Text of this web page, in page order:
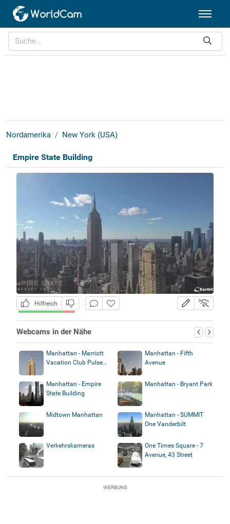
Nordamerika New York (USA)
Empire State Building
Hilfreich
Webcams in der Nähe
Manhattan - Marriott
Vacation Club Pulse...
Manhattan - Fifth
Avenue
Manhattan - Empire
State Building
Manhattan - Bryant Park
Midtown Manhattan
Manhattan - SUMMIT
One Vanderbilt
Verkehrskameras
One Times Square - 7
Avenue, 43 Street
WERBUNG